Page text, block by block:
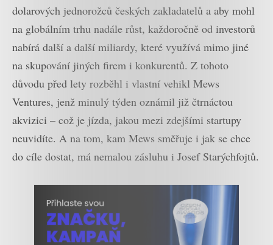
dolarových jednorožců českých zakladatelů a aby mohl
na globálním trhu nadále růst, každoročně od investorů
nabírá další a další miliardy, které využívá mimo jiné
na skupování jiných firem i konkurentů. Z tohoto
důvodu před lety rozběhl i vlastní vehikl Mews
Ventures, jenž minulý týden oznámil již čtrnáctou
akvizici – což je jízda, jakou mezi zdejšími startupy
neuvidíte. A na tom, kam Mews směřuje i jak se chce
do cíle dostat, má nemalou zásluhu i Josef Starýchfojtů.